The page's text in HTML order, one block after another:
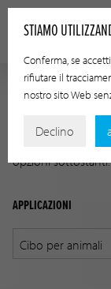
Trova il prodotto
opzioni sottostanti.
APPLICAZIONI
STIAMO
Conferma, se
rifiutare il
nostro sito Web
Declino